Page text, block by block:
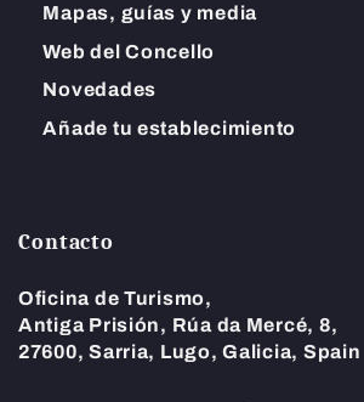
Mapas, guías y media
Web del Concello
Novedades
Añade tu establecimiento
Contacto
Oficina de Turismo,
Antiga Prisión, Rúa da Mercé, 8,
27600, Sarria, Lugo, Galicia, Spain